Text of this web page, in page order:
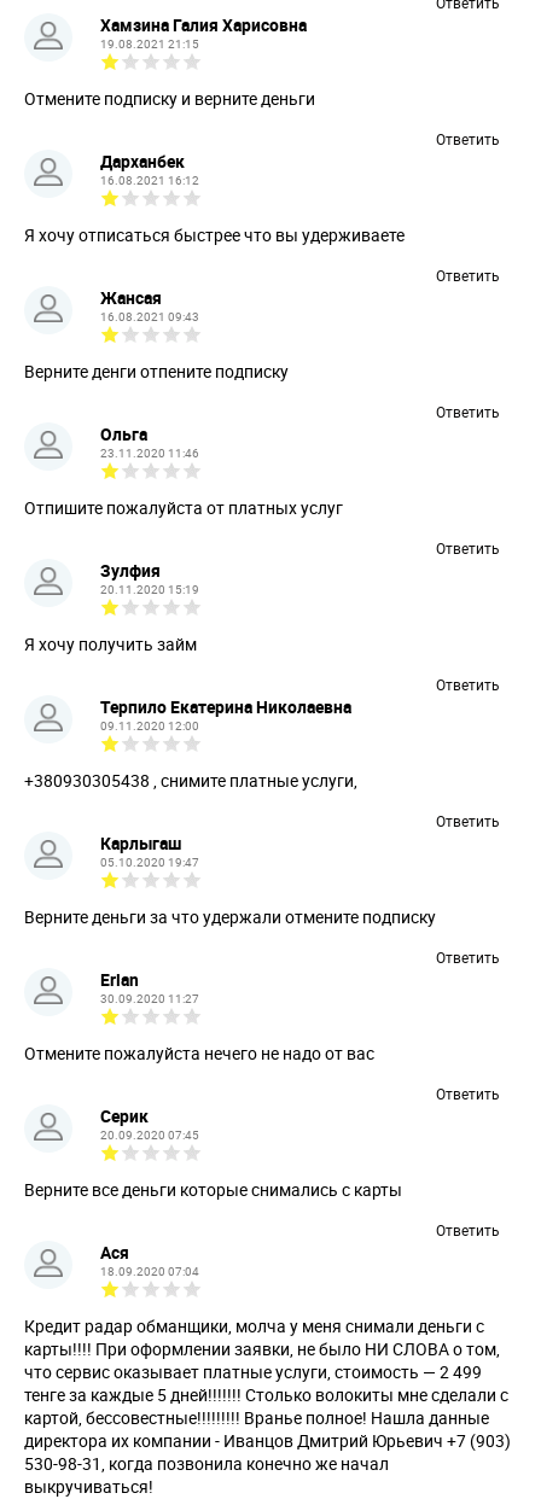
Хамзина Галия Харисовна
19.08.2021 21:15
Отмените подписку и верните деньги
Ответить
Дарханбек
16.08.2021 16:12
Я хочу отписаться быстрее что вы удерживаете
Ответить
Жансая
16.08.2021 09:43
Верните денги отпените подписку
Ответить
Ольга
23.11.2020 11:46
Отпишите пожалуйста от платных услуг
Ответить
Зулфия
20.11.2020 15:19
Я хочу получить займ
Ответить
Терпило Екатерина Николаевна
09.11.2020 12:00
+380930305438 , снимите платные услуги,
Ответить
Карлыгаш
05.10.2020 19:47
Верните деньги за что удержали отмените подписку
Ответить
Erlan
30.09.2020 11:27
Отмените пожалуйста нечего не надо от вас
Ответить
Серик
20.09.2020 07:45
Верните все деньги которые снимались с карты
Ответить
Ася
18.09.2020 07:04
Кредит радар обманщики, молча у меня снимали деньги с
карты!!!! При оформлении заявки, не было НИ СЛОВА о том,
что сервис оказывает платные услуги, стоимость — 2 499
тенге за каждые 5 дней!!!!!!! Столько волокиты мне сделали с
картой, бессовестные!!!!!!!!! Вранье полное! Нашла данные
директора их компании - Иванцов Дмитрий Юрьевич +7 (903)
530-98-31, когда позвонила конечно же начал
выкручиваться!